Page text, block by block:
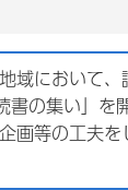
域において
の集い」を
画等の工夫を